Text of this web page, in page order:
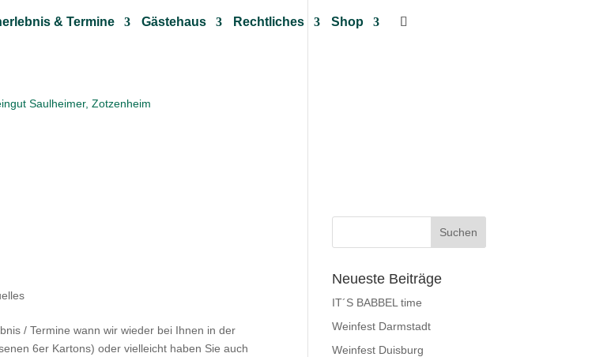
& Termine Gästehaus Rechtliches Shop
/ Termine wann wir wieder bei Ihnen in der
6er Kartons) oder vielleicht haben Sie auch
Neueste Beiträge
IT´S BABBEL time
Weinfest Darmstadt
Weinfest Duisburg